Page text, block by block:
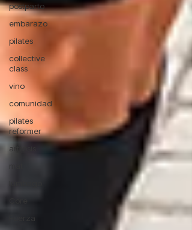
postparto
embarazo
pilates
collective
class
vino
comunidad
pilates
reformer
artrosis
mat